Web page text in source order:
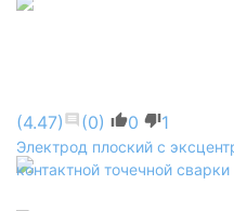
(4.47) (0) 0 1
Электрод плоский с
контактной точечной сварки